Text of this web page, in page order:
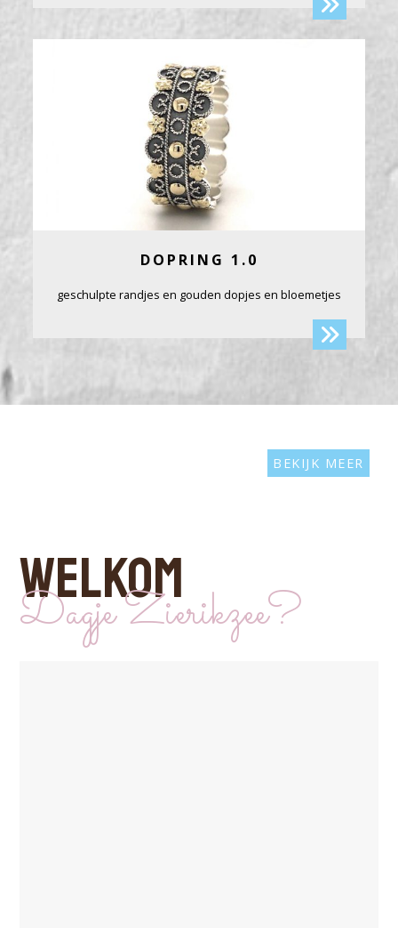
DOPRING 1.0
geschulpte randjes en gouden dopjes en bloemetjes
BEKIJK MEER
WELKOM
Dagje Zierikzee?